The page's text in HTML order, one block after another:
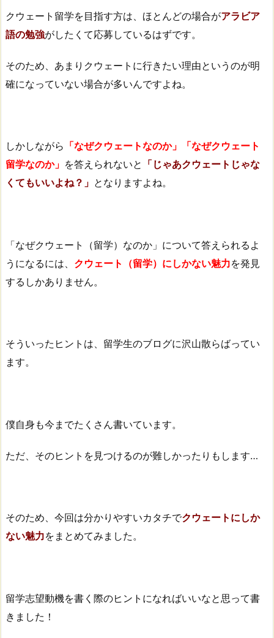
クウェート留学を目指す方は、ほとんどの場合がアラビア
語の勉強がしたくて応募しているはずです。
そのため、あまりクウェートに行きたい理由というのが明
確になっていない場合が多いんですよね。
しかしながら 「なぜクウェートなのか」「なぜクウェート
留学なのか」 を答えられないと 「じゃあクウェートじゃな
くてもいいよね？」 となりますよね。
「なぜクウェート（留学）なのか」について答えられるよ
うになるには、 クウェート（留学）にしかない魅力を発見
するしかありません。
そういったヒントは、留学生のブログに沢山散らばってい
ます。
僕自身も今までたくさん書いています。
ただ、そのヒントを見つけるのが難しかったりもします…
そのため、今回は分かりやすいカタチでクウェートにしか
ない魅力をまとめてみました。
留学志望動機を書く際のヒントになればいいなと思って書
きました！